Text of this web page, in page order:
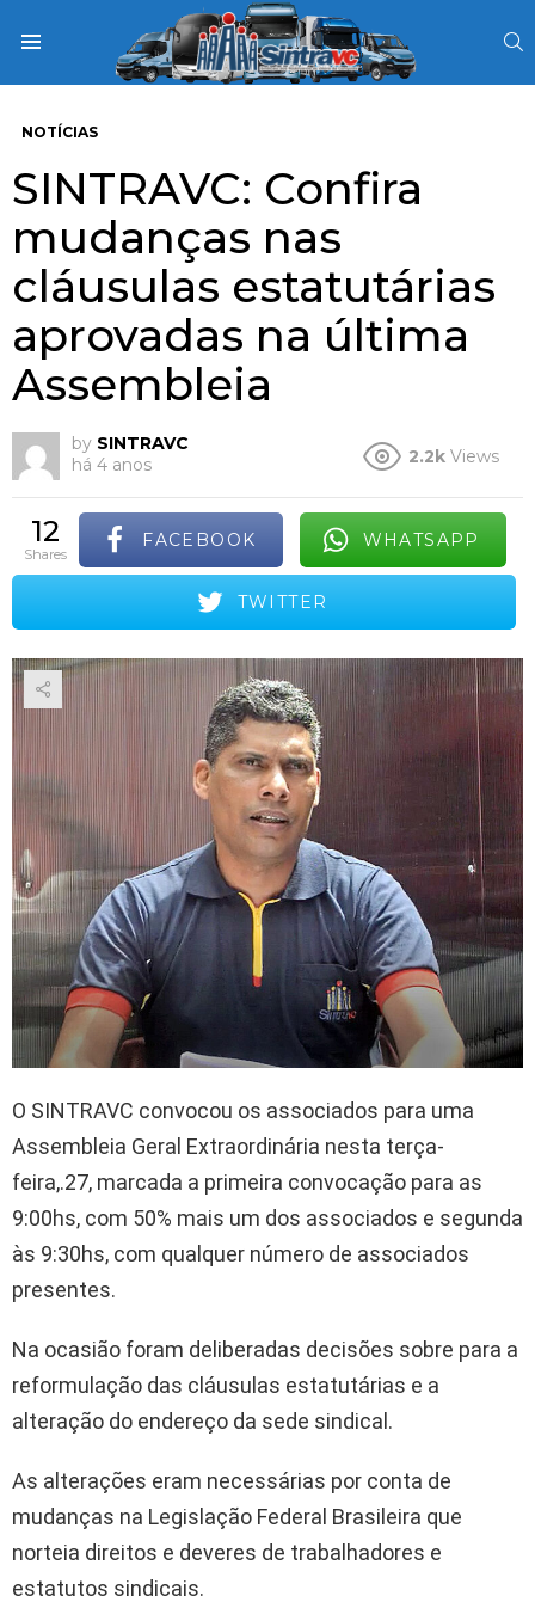
NOTÍCIAS
SINTRAVC: Confira
mudanças nas
cláusulas estatutárias
aprovadas na última
Assembleia
by SINTRAVC
há 4 anos
2.2k Views
12
shares
FACEBOOK WHATSAPP
TWITTER
O SINTRAVC convocou os associados para uma
Assembleia Geral Extraordinária nesta terça-
feira,.27, marcada a primeira convocação para as
9:00hs, com 50% mais um dos associados e segunda
às 9:30hs, com qualquer número de associados
presentes.
Na ocasião foram deliberadas decisões sobre para a
reformulação das cláusulas estatutárias e a
alteração do endereço da sede sindical.
As alterações eram necessárias por conta de
mudanças na Legislação Federal Brasileira que
norteia direitos e deveres de trabalhadores e
estatutos sindicais.